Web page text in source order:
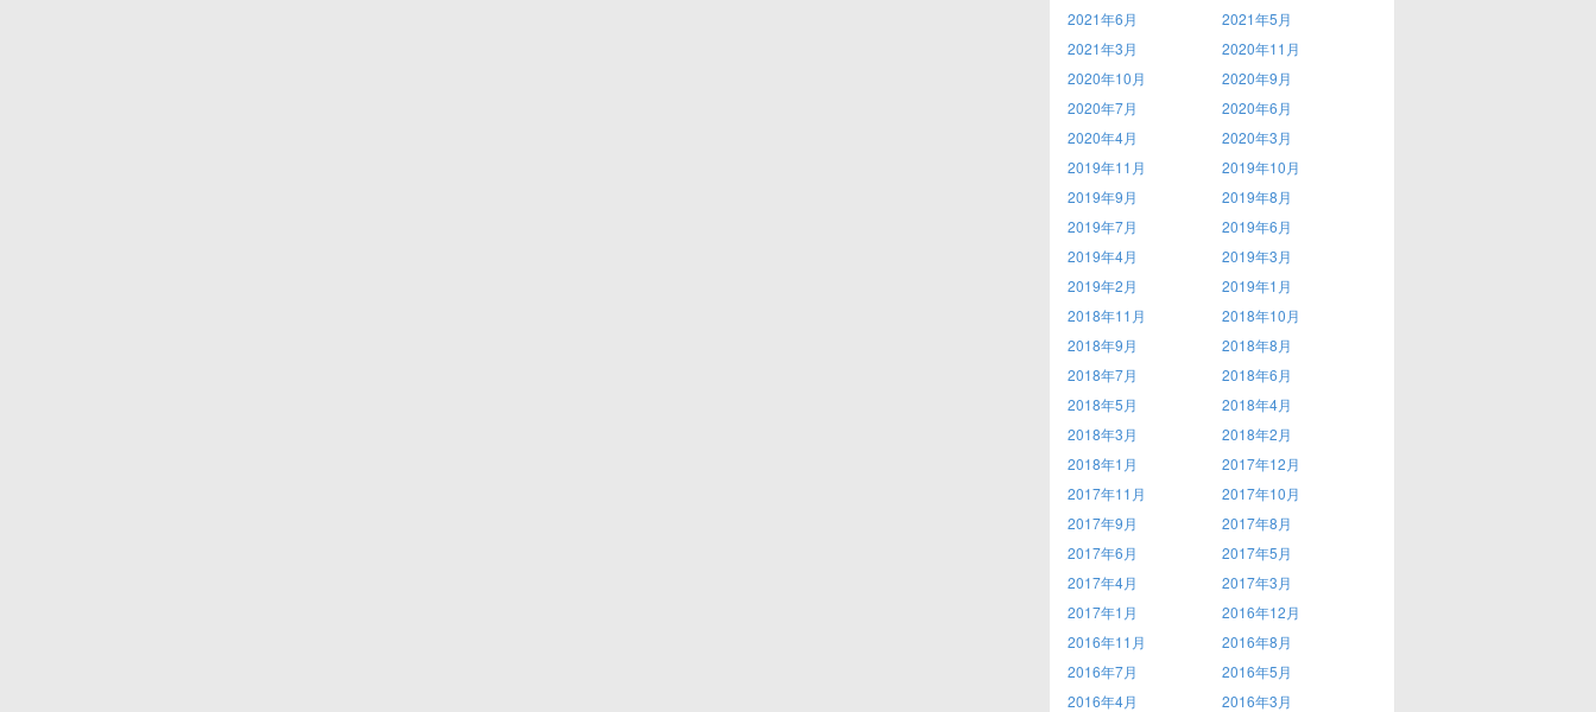
2021年6月
2021年5月
2021年3月
2020年11月
2020年10月
2020年9月
2020年7月
2020年6月
2020年4月
2020年3月
2019年11月
2019年10月
2019年9月
2019年8月
2019年7月
2019年6月
2019年4月
2019年3月
2019年2月
2019年1月
2018年11月
2018年10月
2018年9月
2018年8月
2018年7月
2018年6月
2018年5月
2018年4月
2018年3月
2018年2月
2018年1月
2017年12月
2017年11月
2017年10月
2017年9月
2017年8月
2017年6月
2017年5月
2017年4月
2017年3月
2017年1月
2016年12月
2016年11月
2016年8月
2016年7月
2016年5月
2016年4月
2016年3月